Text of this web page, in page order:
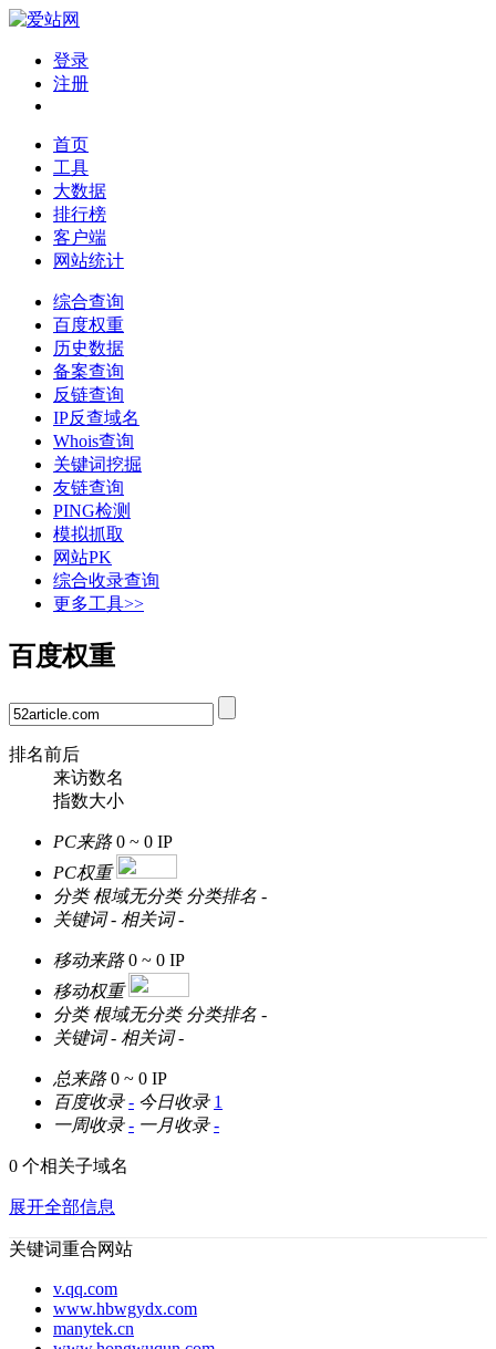
登录
注册
首页
工具
大数据
排行榜
客户端
网站统计
综合查询
百度权重
历史数据
备案查询
反链查询
IP反查域名
Whois查询
关键词挖掘
友链查询
PING检测
模拟抓取
网站PK
综合收录查询
更多工具>>
百度权重
排名前后
来访数名
指数大小
PC来路 0 ~ 0 IP
PC权重
分类 根域无分类 分类排名 -
关键词 - 相关词 -
移动来路 0 ~ 0 IP
移动权重
分类 根域无分类 分类排名 -
关键词 - 相关词 -
总来路 0 ~ 0 IP
百度收录 - 今日收录 1
一周收录 - 一月收录 -
0 个相关子域名
展开全部信息
关键词重合网站
v.qq.com
www.hbwgydx.com
manytek.cn